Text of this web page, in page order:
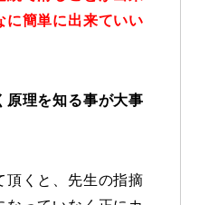
Movie
に簡単に出来ていい
原理を知る事が大事
くと、 先生の指摘